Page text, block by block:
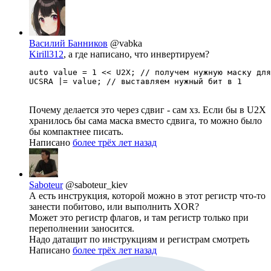
Василий Банников @vabka
Kirill312, а где написано, что инвертируем?
auto value = 1 << U2X; // получем нужную маску для
UCSRA |= value; // выставляем нужный бит в 1
Почему делается это через сдвиг - сам хз. Если бы в U2X
хранилось бы сама маска вместо сдвига, то можно было
бы компактнее писать.
Написано более трёх лет назад
Saboteur @saboteur_kiev
А есть инструкция, которой можно в этот регистр что-то
занести побитово, или выполнить XOR?
Может это регистр флагов, и там регистр только при
переполнении заносится.
Надо датащит по инструкциям и регистрам смотреть
Написано более трёх лет назад